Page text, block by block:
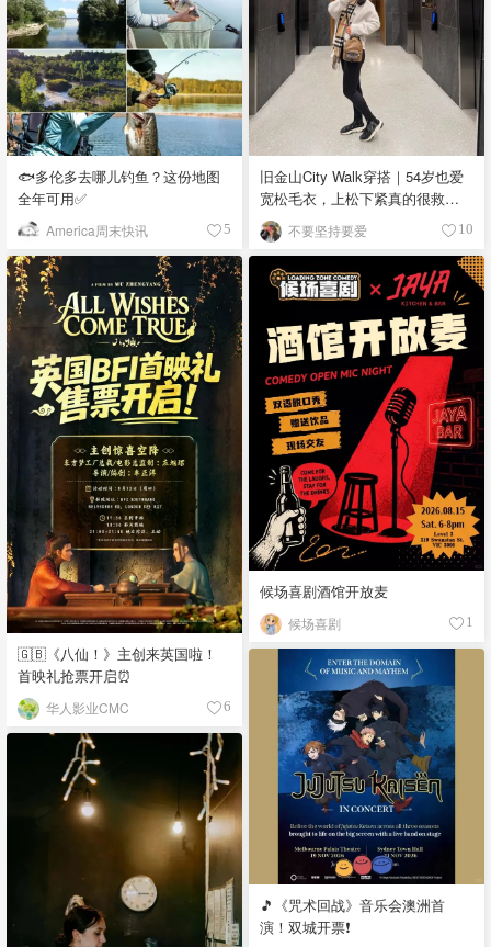
🐟多伦多去哪儿钓鱼？这份地图
全年可用✅
America周末快讯 5
旧金山City Walk穿搭｜54岁也爱
宽松毛衣，上松下紧真的很救比
例
不要坚持要爱 10
🇬🇧《八仙！》主创来英国啦！
首映礼抢票开启⏰
华人影业CMC 6
候场喜剧酒馆开放麦
候场喜剧 1
🎵《咒术回战》音乐会澳洲首
演！双城开票❗️